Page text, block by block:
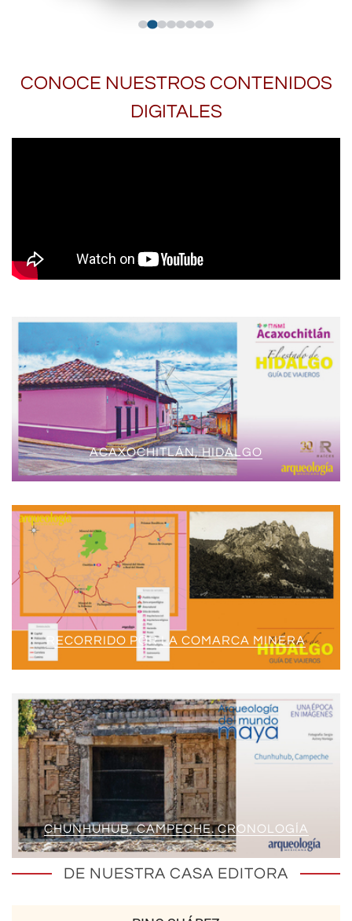
CONOCE NUESTROS CONTENIDOS
DIGITALES
ACAXOCHITLÁN, HIDALGO
RECORRIDO POR LA COMARCA MINERA
CHUNHUHUB, CAMPECHE. CRONOLOGÍA
DE NUESTRA CASA EDITORA